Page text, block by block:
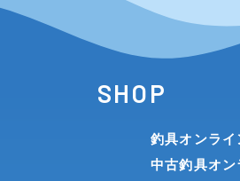
SHOP
釣具オンラ
中古釣具オ